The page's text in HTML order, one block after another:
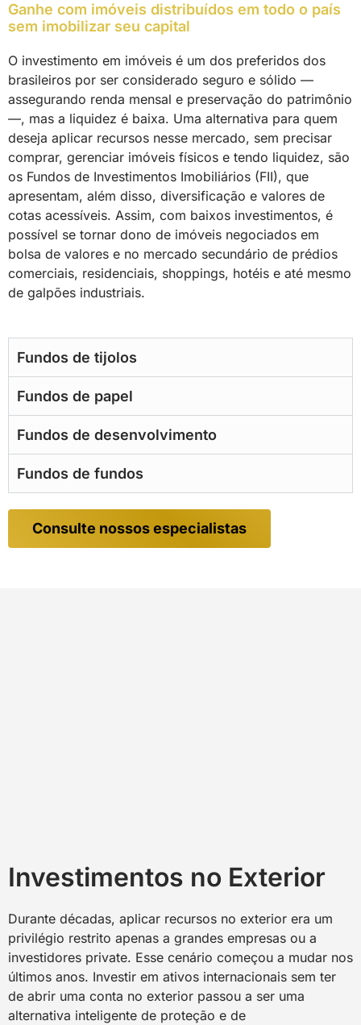
Ganhe com imóveis distribuídos em todo o país
sem imobilizar seu capital
O investimento em imóveis é um dos preferidos dos
brasileiros por ser considerado seguro e sólido —
assegurando renda mensal e preservação do patrimônio
—, mas a liquidez é baixa. Uma alternativa para quem
deseja aplicar recursos nesse mercado, sem precisar
comprar, gerenciar imóveis físicos e tendo liquidez, são
os Fundos de Investimentos Imobiliários (FII), que
apresentam, além disso, diversificação e valores de
cotas acessíveis. Assim, com baixos investimentos, é
possível se tornar dono de imóveis negociados em
bolsa de valores e no mercado secundário de prédios
comerciais, residenciais, shoppings, hotéis e até mesmo
de galpões industriais.
Fundos de tijolos
Fundos de papel
Fundos de desenvolvimento
Fundos de fundos
Consulte nossos especialistas
Investimentos no Exterior
Durante décadas, aplicar recursos no exterior era um
privilégio restrito apenas a grandes empresas ou a
investidores private. Esse cenário começou a mudar nos
últimos anos. Investir em ativos internacionais sem ter
de abrir uma conta no exterior passou a ser uma
alternativa inteligente de proteção e de